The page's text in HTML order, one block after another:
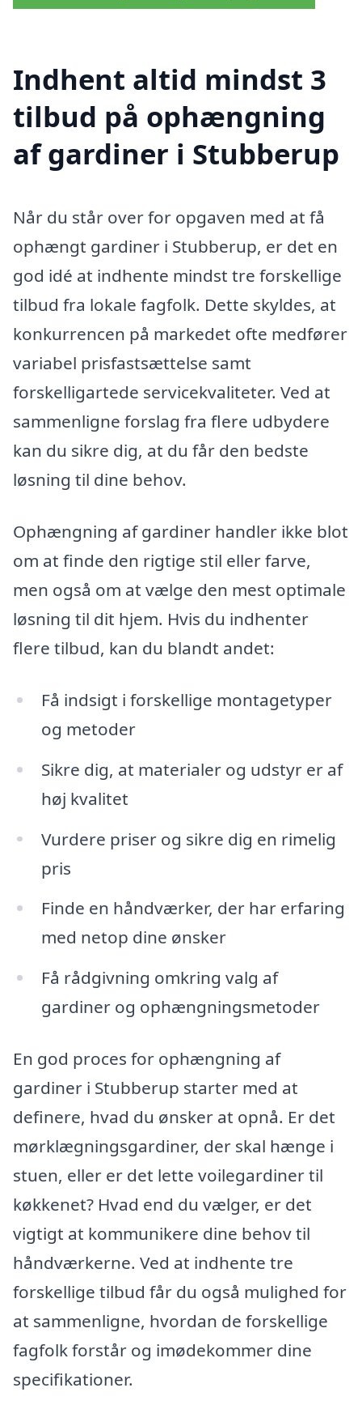
Indhent altid mindst 3
tilbud på ophængning
af gardiner i Stubberup
Når du står over for opgaven med at få
ophængt gardiner i Stubberup, er det en
god idé at indhente mindst tre forskellige
tilbud fra lokale fagfolk. Dette skyldes, at
konkurrencen på markedet ofte medfører
variabel prisfastsættelse samt
forskelligartede servicekvaliteter. Ved at
sammenligne forslag fra flere udbydere
kan du sikre dig, at du får den bedste
løsning til dine behov.
Ophængning af gardiner handler ikke blot
om at finde den rigtige stil eller farve,
men også om at vælge den mest optimale
løsning til dit hjem. Hvis du indhenter
flere tilbud, kan du blandt andet:
Få indsigt i forskellige montagetyper
og metoder
Sikre dig, at materialer og udstyr er af
høj kvalitet
Vurdere priser og sikre dig en rimelig
pris
Finde en håndværker, der har erfaring
med netop dine ønsker
Få rådgivning omkring valg af
gardiner og ophængningsmetoder
En god proces for ophængning af
gardiner i Stubberup starter med at
definere, hvad du ønsker at opnå. Er det
mørklægningsgardiner, der skal hænge i
stuen, eller er det lette voilegardiner til
køkkenet? Hvad end du vælger, er det
vigtigt at kommunikere dine behov til
håndværkerne. Ved at indhente tre
forskellige tilbud får du også mulighed for
at sammenligne, hvordan de forskellige
fagfolk forstår og imødekommer dine
specifikationer.